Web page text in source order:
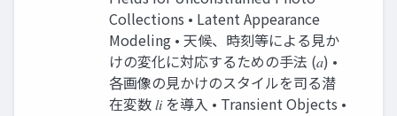
Collections • Latent Appearance
Modeling • 天候、時刻等による見か
けの変化に対応するための手法 (𝑎) •
各画像の見かけのスタイルを司る潜
在変数 𝑙𝑖 を導入 • Transient Objects •